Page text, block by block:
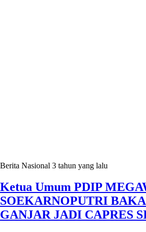
Berita Nasional 3 tahun yang lalu
Ketua Umum PDIP
SOEKARNOPUTRI
GANJAR JADI CAPRES